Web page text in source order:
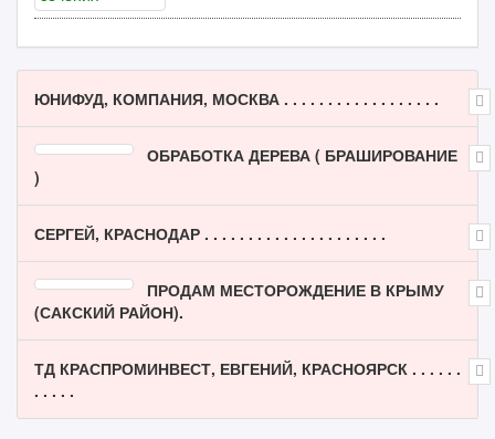
ЮНИФУД, КОМПАНИЯ, МОСКВА . . . . . . . . . . . . . . . . . .
ОБРАБОТКА ДЕРЕВА ( БРАШИРОВАНИЕ
)
СЕРГЕЙ, КРАСНОДАР . . . . . . . . . . . . . . . . . . . . .
ПРОДАМ МЕСТОРОЖДЕНИЕ В КРЫМУ
(САКСКИЙ РАЙОН).
ТД КРАСПРОМИНВЕСТ, ЕВГЕНИЙ, КРАСНОЯРСК . . . . . .
. . . . .